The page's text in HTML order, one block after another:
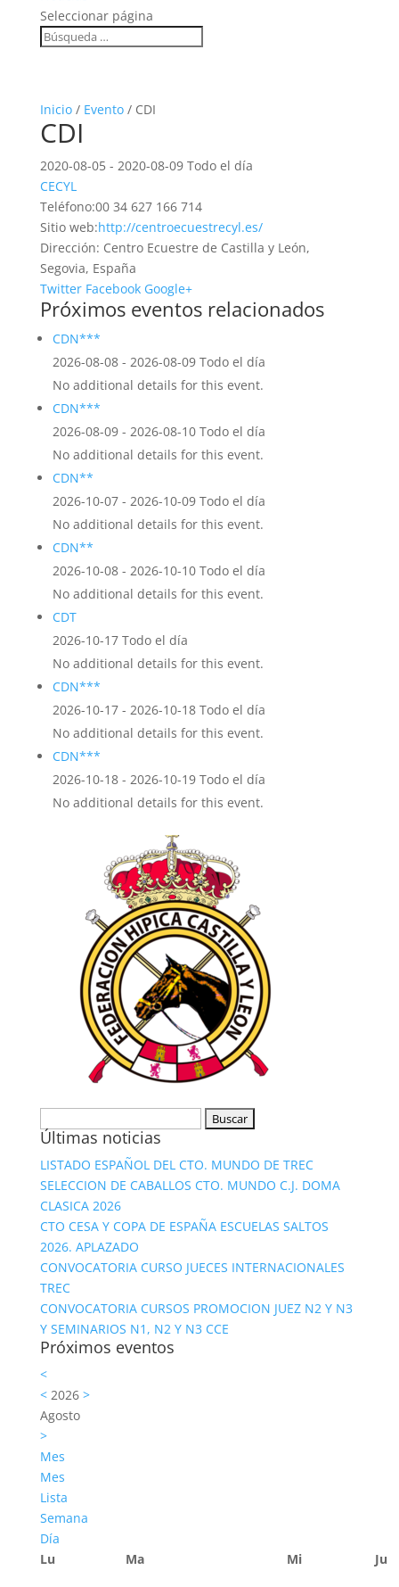
Seleccionar página
Inicio/ Evento/ CDI
CDI
2020-08-05 - 2020-08-09 Todo el día
CECYL
Teléfono:00 34 627 166 714
Sitio web:http://centroecuestrecyl.es/
Dirección: Centro Ecuestre de Castilla y León,
Segovia, España
Twitter Facebook Google+
Próximos eventos relacionados
CDN***
2026-08-08 - 2026-08-09 Todo el día
No additional details for this event.
CDN***
2026-08-09 - 2026-08-10 Todo el día
No additional details for this event.
CDN**
2026-10-07 - 2026-10-09 Todo el día
No additional details for this event.
CDN**
2026-10-08 - 2026-10-10 Todo el día
No additional details for this event.
CDT
2026-10-17 Todo el día
No additional details for this event.
CDN***
2026-10-17 - 2026-10-18 Todo el día
No additional details for this event.
CDN***
2026-10-18 - 2026-10-19 Todo el día
No additional details for this event.
Últimas noticias
LISTADO ESPAÑOL DEL CTO. MUNDO DE TREC
SELECCION DE CABALLOS CTO. MUNDO C.J. DOMA
CLASICA 2026
CTO CESA Y COPA DE ESPAÑA ESCUELAS SALTOS
2026. APLAZADO
CONVOCATORIA CURSO JUECES INTERNACIONALES
TREC
CONVOCATORIA CURSOS PROMOCION JUEZ N2 Y N3
Y SEMINARIOS N1, N2 Y N3 CCE
Próximos eventos
<
<2026 >
Agosto
>
Mes
Mes
Lista
Semana
Día
Lu
Ma Mi Ju